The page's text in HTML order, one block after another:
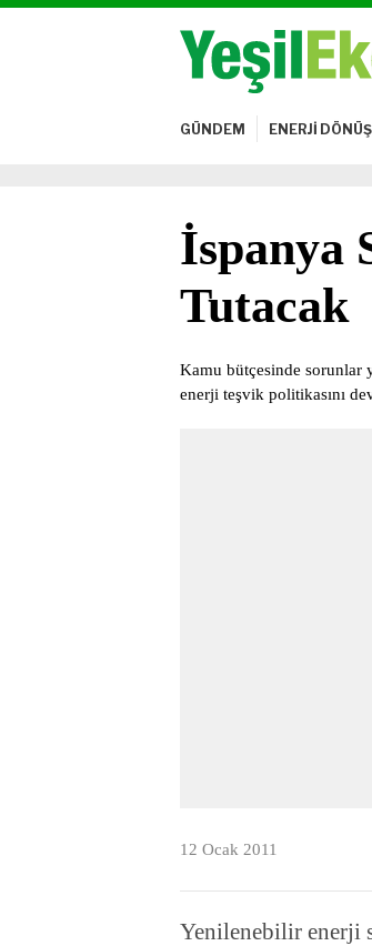
GÜNDEM ENERJİ
İspanya
Tutacak
Kamu bütçesinde sorunlar
enerji teşvik politikasını
12 Ocak 2011
Yenilenebilir enerji